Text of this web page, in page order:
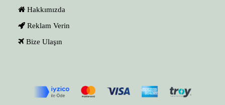
Hakkımızda
Reklam Verin
Bize Ulaşın